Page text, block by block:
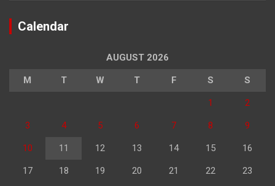
Calendar
AUGUST 2026
M T W T F S S
1 2
3 4 5 6 7 8 9
10 11 12 13 14 15 16
17 18 19 20 21 22 23